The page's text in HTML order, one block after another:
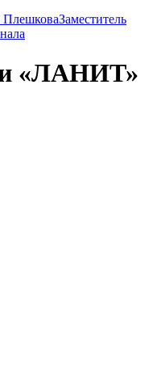
Заместитель
«ЛАНИТ»